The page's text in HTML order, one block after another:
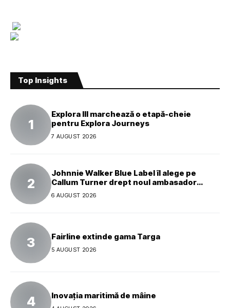
Top Insights
Explora III marchează o etapă-cheie
pentru Explora Journeys
7 AUGUST 2026
Johnnie Walker Blue Label îl alege pe
Callum Turner drept noul ambasador
global al mărcii
6 AUGUST 2026
Fairline extinde gama Targa
5 AUGUST 2026
Inovația maritimă de mâine